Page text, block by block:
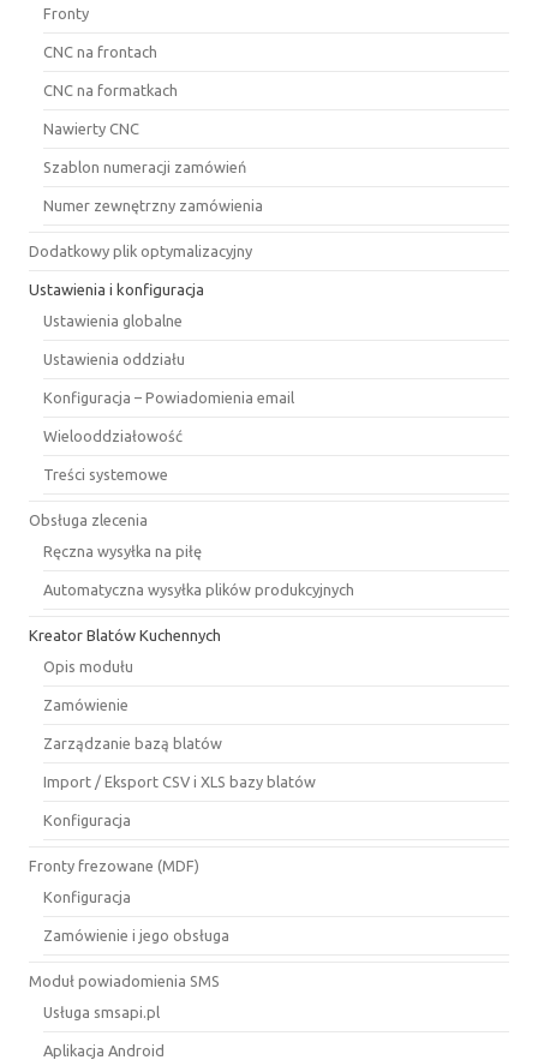
Fronty
CNC na frontach
CNC na formatkach
Nawierty CNC
Szablon numeracji zamówień
Numer zewnętrzny zamówienia
Dodatkowy plik optymalizacyjny
Ustawienia i konfiguracja
Ustawienia globalne
Ustawienia oddziału
Konfiguracja – Powiadomienia email
Wielooddziałowość
Treści systemowe
Obsługa zlecenia
Ręczna wysyłka na piłę
Automatyczna wysyłka plików produkcyjnych
Kreator Blatów Kuchennych
Opis modułu
Zamówienie
Zarządzanie bazą blatów
Import / Eksport CSV i XLS bazy blatów
Konfiguracja
Fronty frezowane (MDF)
Konfiguracja
Zamówienie i jego obsługa
Moduł powiadomienia SMS
Usługa smsapi.pl
Aplikacja Android